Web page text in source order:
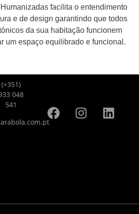
facilita o entendimento
e de design garantindo que todos
da sua habitação funcionem
um espaço equilibrado e funcional.
(+351)
048
541